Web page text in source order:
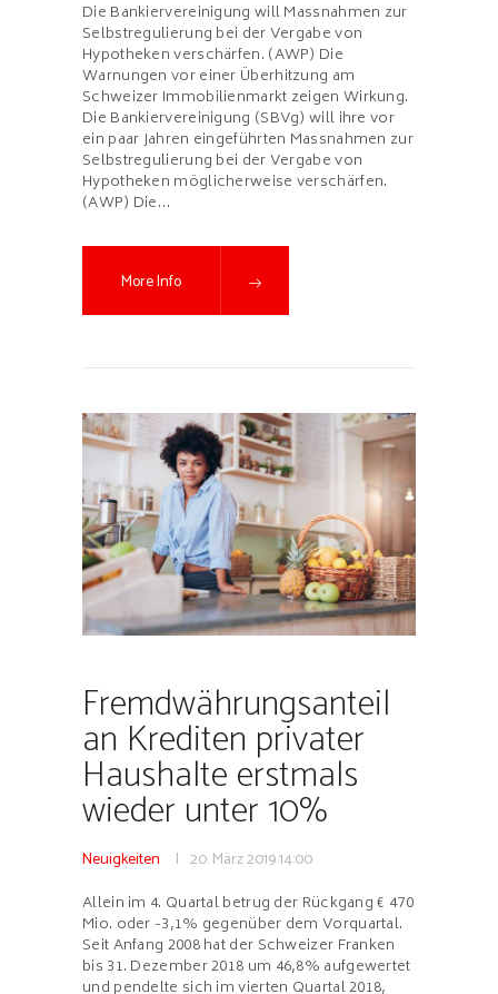
Die Bankiervereinigung will Massnahmen zur
Selbstregulierung bei der Vergabe von
Hypotheken verschärfen. (AWP) Die
Warnungen vor einer Überhitzung am
Schweizer Immobilienmarkt zeigen Wirkung.
Die Bankiervereinigung (SBVg) will ihre vor
ein paar Jahren eingeführten Massnahmen zur
Selbstregulierung bei der Vergabe von
Hypotheken möglicherweise verschärfen.
(AWP) Die…
More Info
Fremdwährungsanteil
an Krediten privater
Haushalte erstmals
wieder unter 10%
Neuigkeiten 20. März 201914:00
Allein im 4. Quartal betrug der Rückgang € 470
Mio. oder -3,1% gegenüber dem Vorquartal.
Seit Anfang 2008 hat der Schweizer Franken
bis 31. Dezember 2018 um 46,8% aufgewertet